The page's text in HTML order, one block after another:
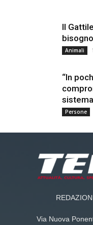
Il
Animali
“In
Persone
Via Nuova